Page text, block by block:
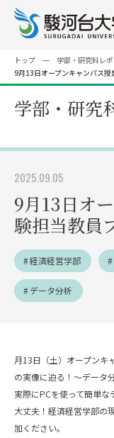
トップ
学部・研究科レ
9月13日オープンキャンパス
学部・研究
2025.09.05
9月13日オ
験担当教員
経済経営学部
データ分析
月13日（土）オープンキ
の実像に迫る！～データ
実際にPCを使って簡単
大丈夫！経済経営学部の
加ください。